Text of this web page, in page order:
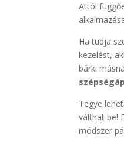
Attól
Ha tudja
kezelést,
bárki
Tegye
válthat be!
módszer